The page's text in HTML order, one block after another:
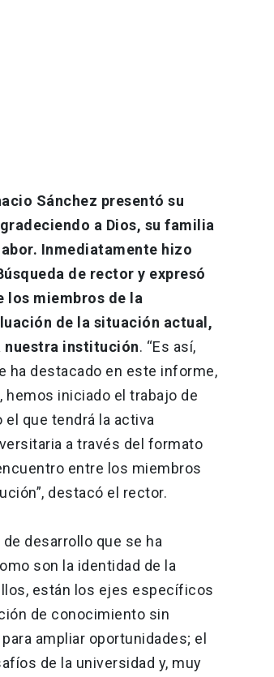
Sánchez presentó su
a Dios, su familia
Inmediatamente hizo
de rector y expresó
los miembros de la
de la situación actual,
nuestra institución. “Es así,
ha destacado en este informe,
hemos iniciado el trabajo de
que tendrá la activa
a través del formato
entre los miembros
destacó el rector.
desarrollo que se ha
son la identidad de la
están los ejes específicos
de conocimiento sin
ampliar oportunidades; el
de la universidad y, muy